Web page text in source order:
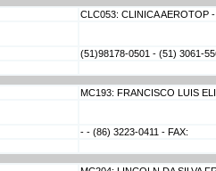
CLC053: CLINICA AEROTOP
(51)98178-0501 - (51) 3061-
MC193: FRANCISCO LUIS
- - (86) 3223-0411 - FAX: